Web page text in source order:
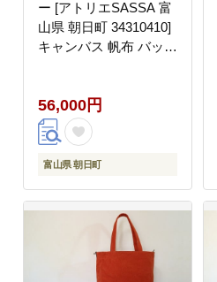
ー [アトリエSASSA 富
山県 朝日町 34310410]
キャンバス 帆布 バッグ
56,000円
富山県 朝日町